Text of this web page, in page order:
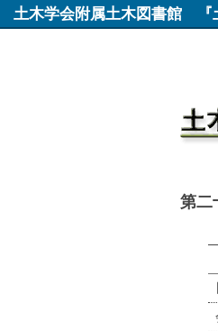
土木学会附属土木図書館 『
第